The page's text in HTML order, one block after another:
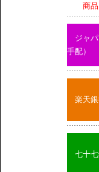
商品も
ジャ
手配）
楽天
七十